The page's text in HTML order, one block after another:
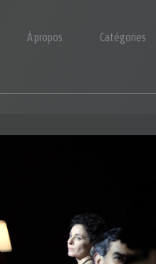
À propos Catégories